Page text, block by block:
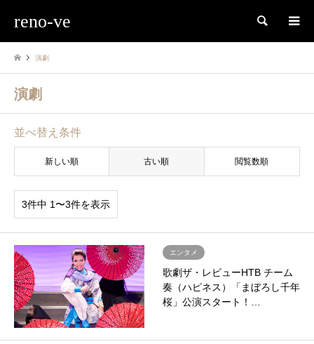
reno-ve 検索
演劇
演劇
並べ替え条件
新しい順 古い順 閲覧数順
3件中 1〜3件を表示
エンタメ
歌劇ザ・レビューHTB チーム
奏（ハピネス）「まぼろし千年
桜」公演スタート！…